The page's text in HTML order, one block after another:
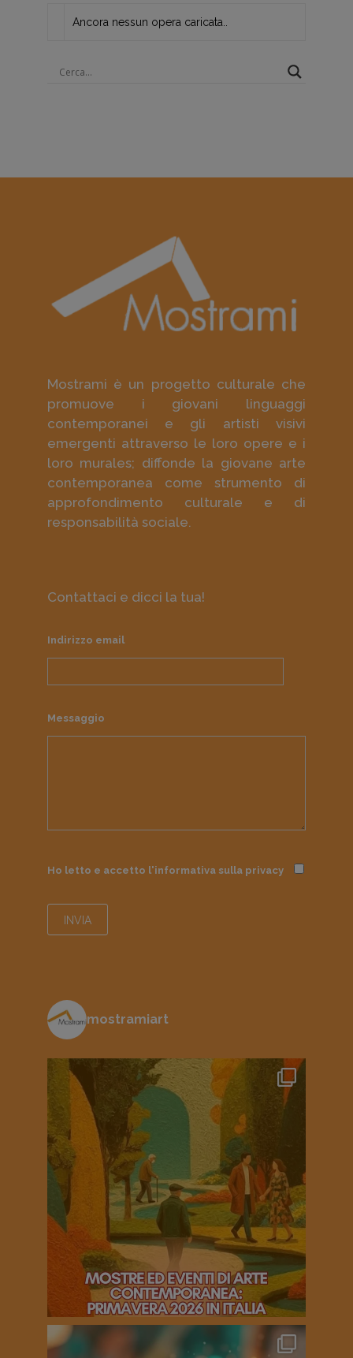
Ancora nessun opera caricata..
Mostrami è un progetto culturale che
promuove i giovani linguaggi
contemporanei e gli artisti visivi
emergenti attraverso le loro opere e i
loro murales; diffonde la giovane arte
contemporanea come strumento di
approfondimento culturale e di
responsabilità sociale.
Contattaci e dicci la tua!
Indirizzo email
Messaggio
Ho letto e accetto l'informativa sulla privacy
mostramiart